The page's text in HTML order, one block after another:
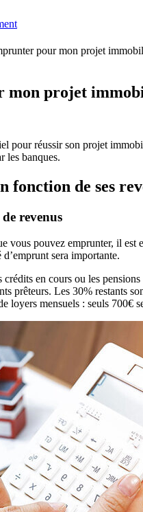
pour mon projet
mon projet
pour réussir son projet
les banques.
fonction de ses
revenus
pouvez emprunter, il est
sera importante.
en cours ou les
prêteurs. Les 30% restants
loyers mensuels : seuls 700€